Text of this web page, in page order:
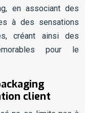
en associant des
à des sensations
créant ainsi des
pour le
client